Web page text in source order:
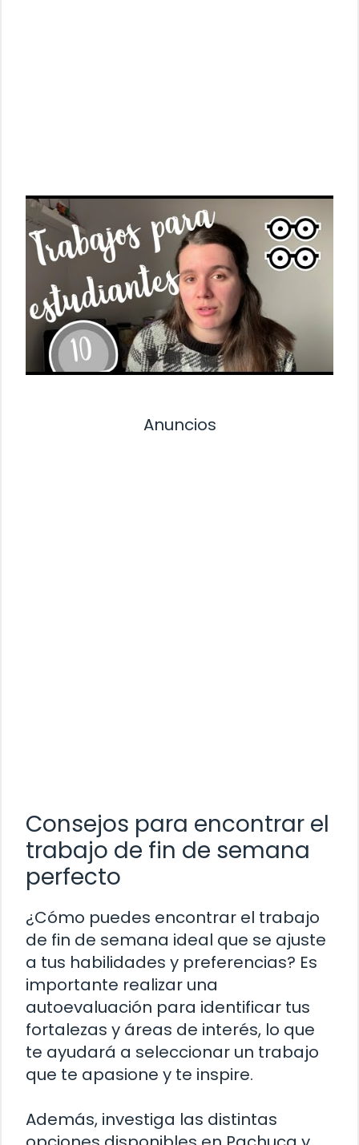
Anuncios
Consejos para encontrar el
trabajo de fin de semana
perfecto
¿Cómo puedes encontrar el trabajo
de fin de semana ideal que se ajuste
a tus habilidades y preferencias? Es
importante realizar una
autoevaluación para identificar tus
fortalezas y áreas de interés, lo que
te ayudará a seleccionar un trabajo
que te apasione y te inspire.
Además, investiga las distintas